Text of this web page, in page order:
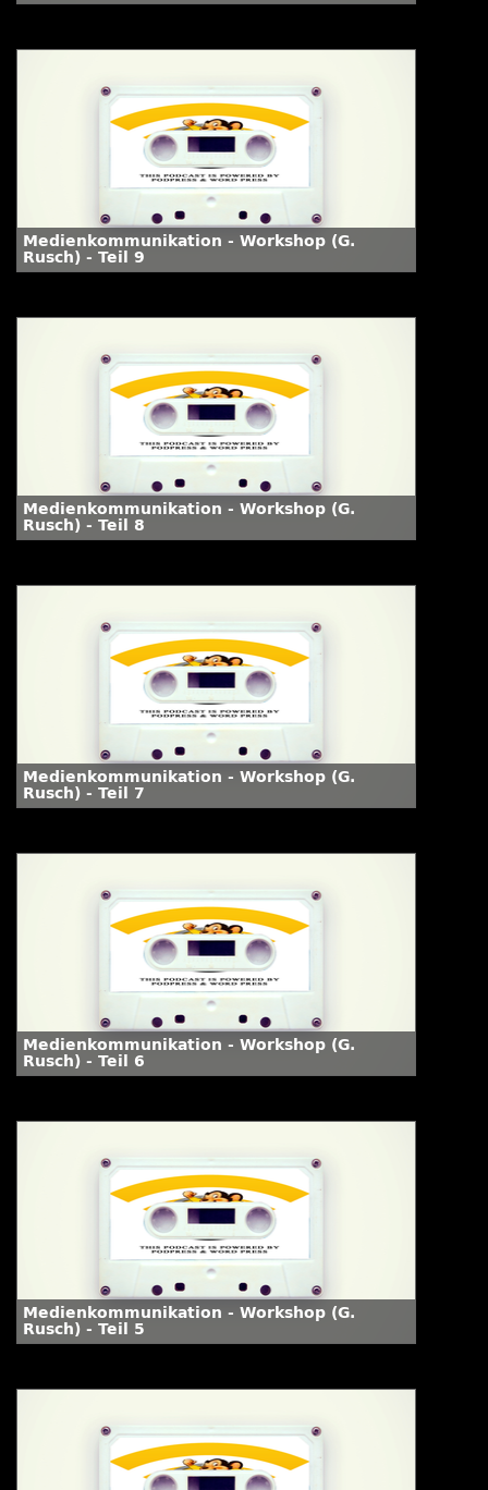
Medienkommunikation - Workshop (G.
Rusch) - Teil 9
Medienkommunikation - Workshop (G.
Rusch) - Teil 8
Medienkommunikation - Workshop (G.
Rusch) - Teil 7
Medienkommunikation - Workshop (G.
Rusch) - Teil 6
Medienkommunikation - Workshop (G.
Rusch) - Teil 5